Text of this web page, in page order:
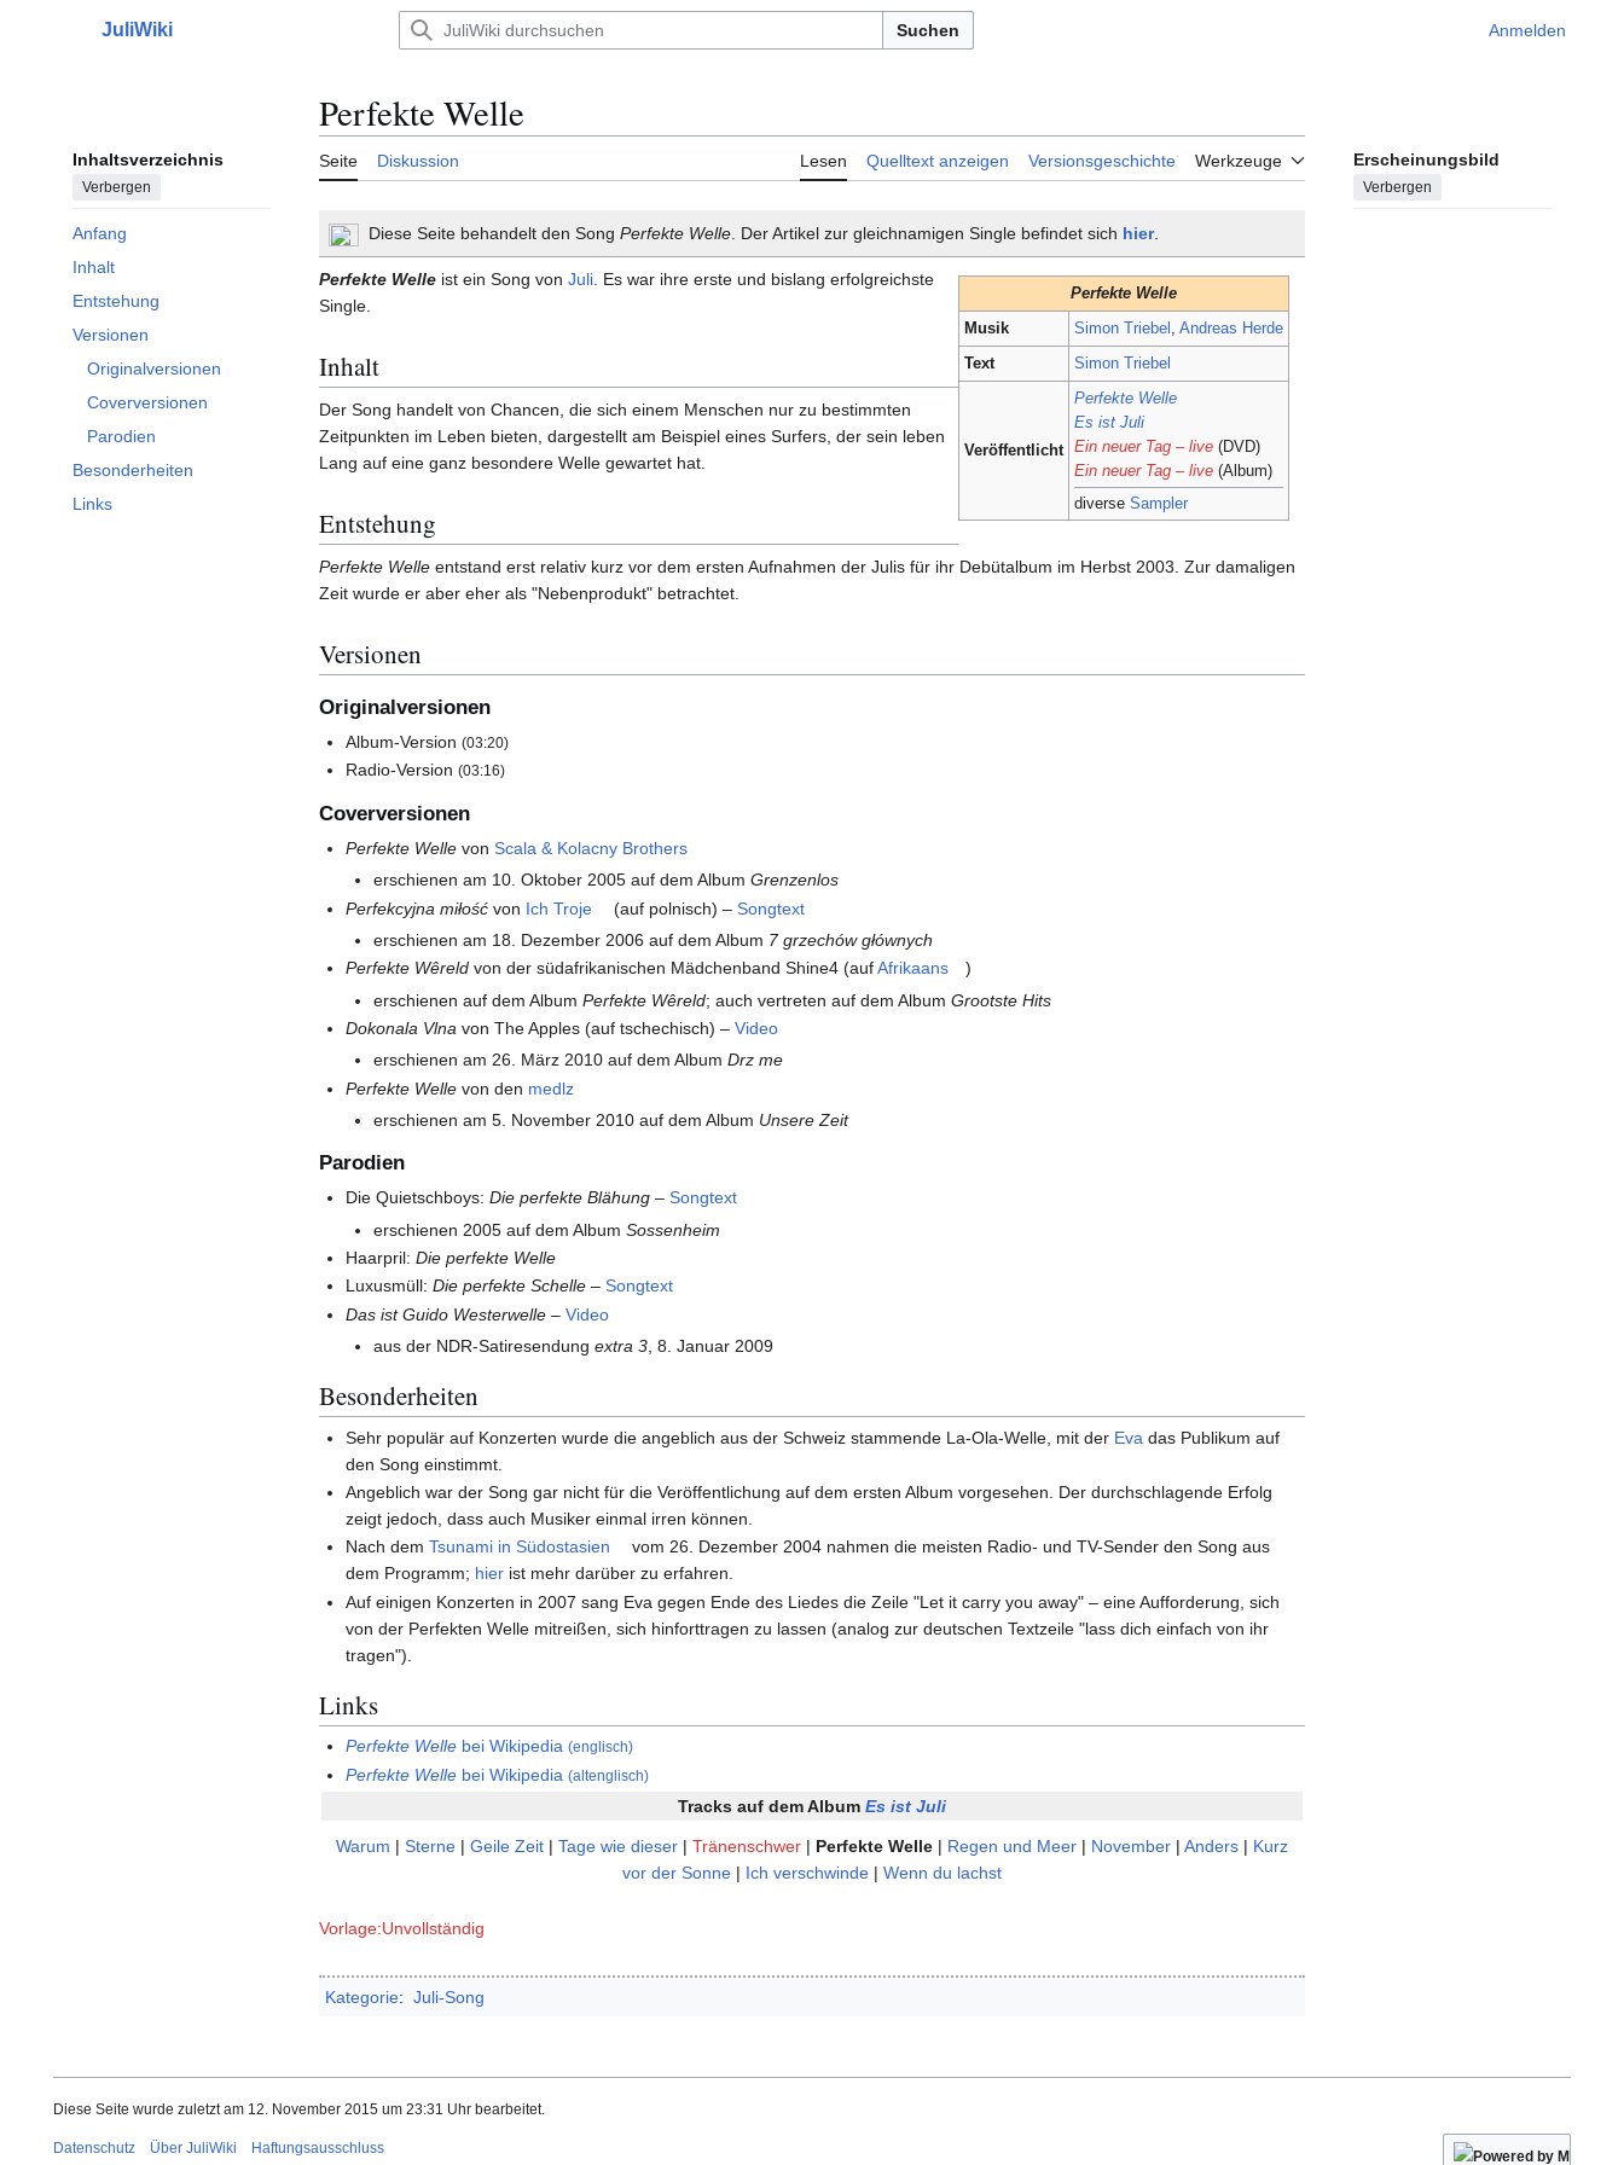
Hauptmenü
JuliWiki Suchen Anmelden
Inhaltsverzeichnis
Verbergen
Anfang
Inhalt
Entstehung
Versionen
Originalversionen
Coverversionen
Parodien
Besonderheiten
Links
Perfekte Welle
Seite Diskussion Lesen Quelltext anzeigen Versionsgeschichte Werkzeuge Erscheinungsbild
Verbergen
Diese Seite behandelt den Song Perfekte Welle . Der Artikel zur gleichnamigen Single befindet sich hier.
Perfekte Welle
Musik
Simon Triebel , Andreas Herde
Text
Simon Triebel
Veröffentlicht
Perfekte Welle
Es ist Juli
Ein neuer Tag – live(DVD)
Ein neuer Tag – live(Album)
diverse Sampler
Perfekte Welle ist ein Song von Juli . Es war ihre erste und bislang erfolgreichste
Single.
Inhalt
Der Song handelt von Chancen, die sich einem Menschen nur zu bestimmten
Zeitpunkten im Leben bieten, dargestellt am Beispiel eines Surfers, der sein leben
Lang auf eine ganz besondere Welle gewartet hat.
Entstehung
Perfekte Welle entstand erst relativ kurz vor dem ersten Aufnahmen der Julis für ihr Debütalbum im Herbst 2003. Zur damaligen
Zeit wurde er aber eher als "Nebenprodukt" betrachtet.
Versionen
Originalversionen
Album-Version(03:20)
Radio-Version(03:16)
Coverversionen
Perfekte Welle vonScala & Kolacny Brothers
erschienen am 10. Oktober 2005 auf dem Album Grenzenlos
Perfekcyjna miłość von Ich Troje (auf polnisch) –Songtext
erschienen am 18. Dezember 2006 auf dem Album 7 grzechów głównych
Perfekte Wêreld von der südafrikanischen Mädchenband Shine4 (aufAfrikaans
)
erschienen auf dem Album Perfekte Wêreld; auch vertreten auf dem Album Grootste Hits
Dokonala Vlna von The Apples (auf tschechisch) –Video
erschienen am 26. März 2010 auf dem Album Drz me
Perfekte Welle von den medlz
erschienen am 5. November 2010 auf dem Album Unsere Zeit
Parodien
Die Quietschboys:Die perfekte Blähung –Songtext
erschienen 2005 auf dem Album Sossenheim
Haarpril:Die perfekte Welle
Luxusmüll:Die perfekte Schelle –Songtext
Das ist Guido Westerwelle –Video
aus der NDR-Satiresendung extra 3, 8. Januar 2009
Besonderheiten
Sehr populär auf Konzerten wurde die angeblich aus der Schweiz stammende La-Ola-Welle, mit der Eva das Publikum auf
den Song einstimmt.
Angeblich war der Song gar nicht für die Veröffentlichung auf dem ersten Album vorgesehen. Der durchschlagende Erfolg
zeigt jedoch, dass auch Musiker einmal irren können.
Nach demTsunami in Südostasien
vom 26. Dezember 2004 nahmen die meisten Radio- und TV-Sender den Song aus
dem Programm; hier ist mehr darüber zu erfahren.
Auf einigen Konzerten in 2007 sang Eva gegen Ende des Liedes die Zeile "Let it carry you away" – eine Aufforderung, sich
von der Perfekten Welle mitreißen, sich hinforttragen zu lassen (analog zur deutschen Textzeile "lass dich einfach von ihr
tragen").
Links
Perfekte Welle bei Wikipedia(englisch)
Perfekte Welle bei Wikipedia(altenglisch)
Tracks auf dem Album Es ist Juli
Warum | Sterne | Geile Zeit | Tage wie dieser | Tränenschwer | Perfekte Welle | Regen und Meer | November | Anders | Kurz
vor der Sonne | Ich verschwinde | Wenn du lachst
Vorlage:Unvollständig
Kategorie: Juli-Song
Diese Seite wurde zuletzt am 12. November 2015 um 23:31 Uhr bearbeitet.
Datenschutz Über JuliWiki Haftungsausschluss